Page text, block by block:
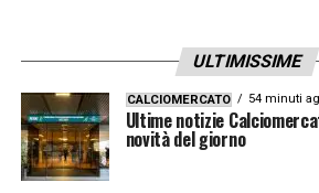
significa che qualcosa non
per il verso giusto. Ho deciso
Cagliari. Sono andato al
Champions, svanita ma tra
ULTIMISSIME
CALCIOMERCATO 54 minuti
Ultime notizie
novità del giorno